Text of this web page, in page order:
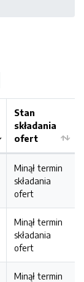
Stan
składania
ofert
Minął termin
składania
ofert
Minął termin
składania
ofert
Minął termin